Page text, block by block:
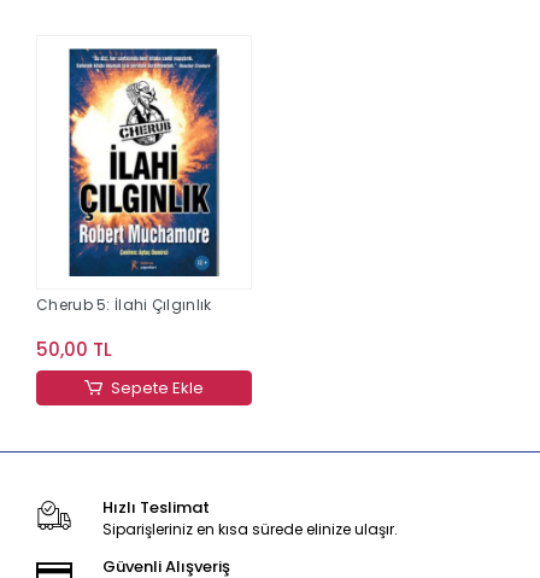
Cherub 5: İlahi Çılgınlık
50,00 TL
Sepete Ekle
Hızlı Teslimat
Siparişleriniz en kısa sürede elinize ulaşır.
Güvenli Alışveriş